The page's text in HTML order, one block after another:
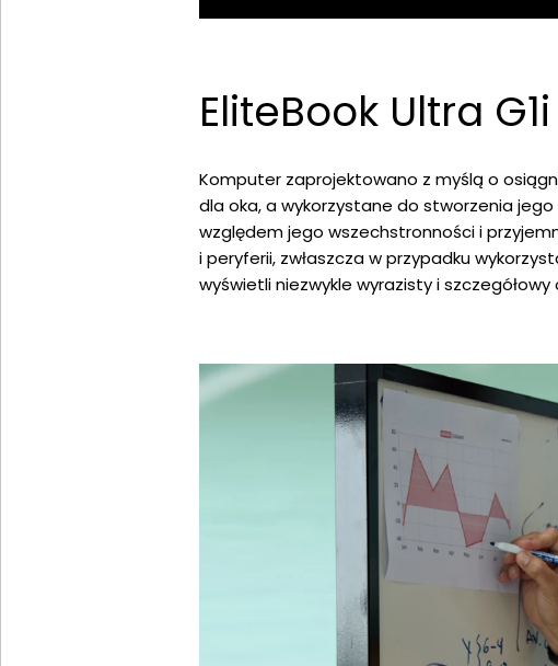
EliteBook Ultra
Komputer zaprojektowano z myślą o
dla oka, a wykorzystane do stworzenia
względem jego wszechstronności i
i peryferii, zwłaszcza w przypadku
wyświetli niezwykle wyrazisty i szczegółowy